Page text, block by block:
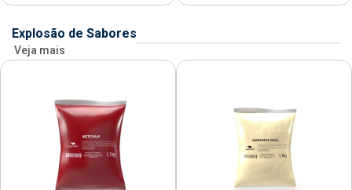
Explosão de Sabores
Veja mais